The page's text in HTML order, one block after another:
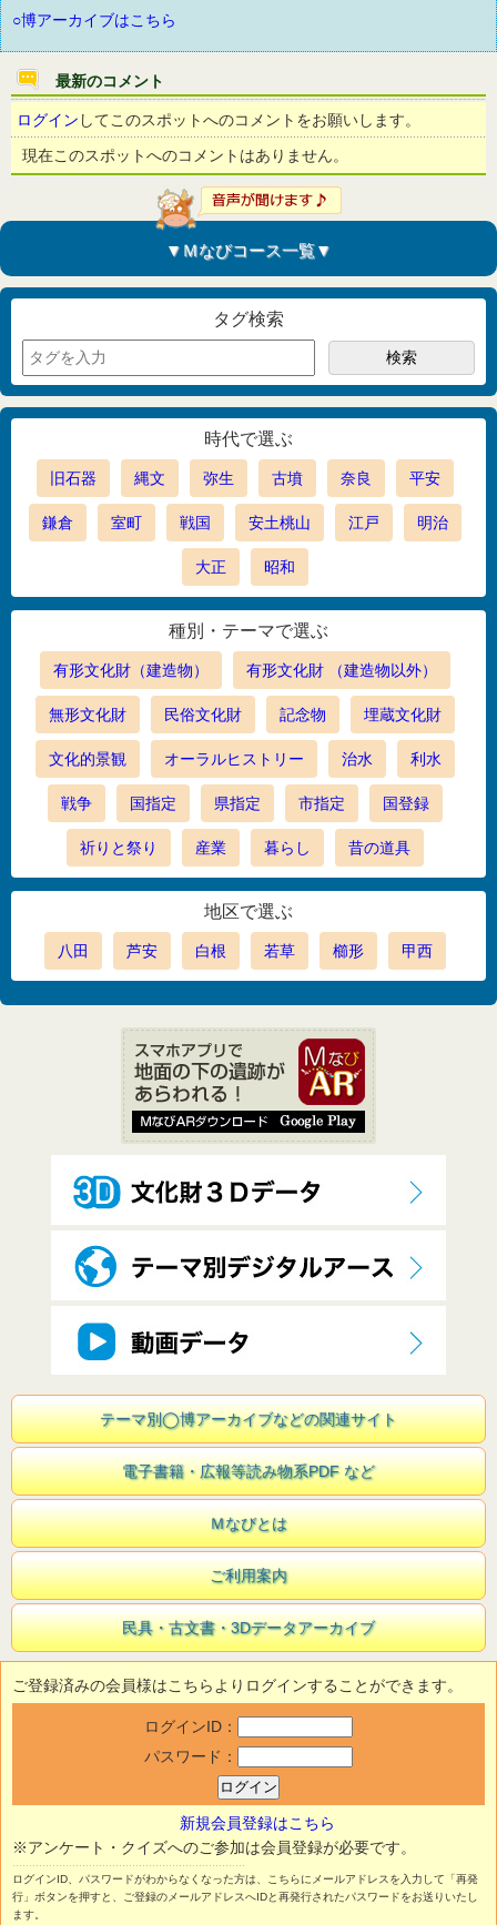
○博アーカイブはこちら
最新のコメント
ログイン してこのスポットへのコメントをお願いします。
現在このスポットへのコメントはありません。
▼Ｍなびコース一覧▼
タグ検索
時代で選ぶ
旧石器 縄文 弥生 古墳 奈良 平安
鎌倉 室町 戦国 安土桃山 江戸 明治
大正 昭和
種別・テーマで選ぶ
有形文化財（建造物） 有形文化財 （建造物以外）
無形文化財 民俗文化財 記念物 埋蔵文化財
文化的景観 オーラルヒストリー 治水 利水
戦争 国指定 県指定 市指定 国登録
祈りと祭り 産業 暮らし 昔の道具
地区で選ぶ
八田 芦安 白根 若草 櫛形 甲西
テーマ別◯博アーカイブなどの関連サイト
電子書籍・広報等読み物系PDF など
Ｍなびとは
ご利用案内
民具・古文書・3Dデータアーカイブ
ご登録済みの会員様はこちらよりログインすることができます。
ログインID：
パスワード：
新規会員登録はこちら
※アンケート・クイズへのご参加は会員登録が必要です。
ログインID、パスワードがわからなくなった方は、こちらにメールアドレスを入力して「再発
行」ボタンを押すと、ご登録のメールアドレスへIDと再発行されたパスワードをお送りいたし
ます。